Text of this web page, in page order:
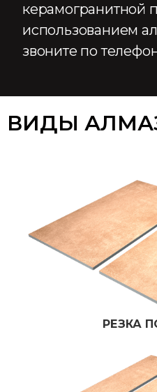
керамогранитной
использованием
звоните по
ВИДЫ
РЕЗКА